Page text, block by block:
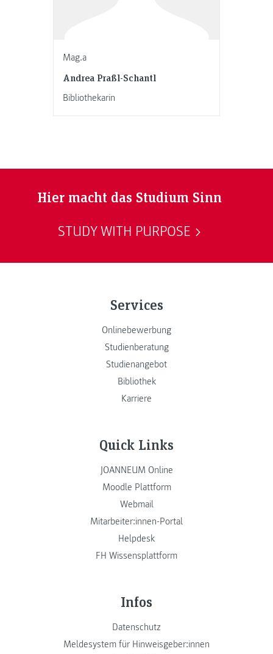
Mag.a
Andrea Praßl-Schantl
Bibliothekarin
Hier macht das Studium Sinn
STUDY WITH PURPOSE
Services
Onlinebewerbung
Studienberatung
Studienangebot
Bibliothek
Karriere
Quick Links
JOANNEUM Online
Moodle Plattform
Webmail
Mitarbeiter:innen-Portal
Helpdesk
FH Wissensplattform
Infos
Datenschutz
Meldesystem für Hinweisgeber:innen